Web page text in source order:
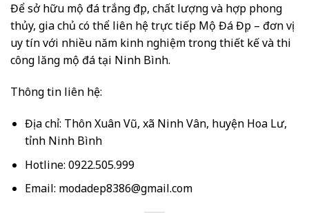
Để sở hữu mộ đá trắng đẹp, chất lượng và hợp phong
thủy, gia chủ có thể liên hệ trực tiếp Mộ Đá Đẹp – đơn vị
uy tín với nhiều năm kinh nghiệm trong thiết kế và thi
công lăng mộ đá tại Ninh Bình.
Thông tin liên hệ:
Địa chỉ: Thôn Xuân Vũ, xã Ninh Vân, huyện Hoa Lư,
tỉnh Ninh Bình
Hotline: 0922.505.999
Email: modadep8386@gmail.com